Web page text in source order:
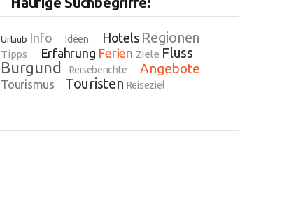
Urlaub Info Ideen Hotels Regionen
Tipps Erfahrung Ferien Ziele Fluss
Burgund Reiseberichte Angebote
Tourismus Touristen Reiseziel